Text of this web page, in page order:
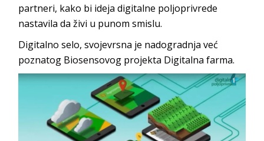
partneri, kako bi ideja digitalne poljoprivrede
nastavila da živi u punom smislu.
Digitalno selo, svojevrsna je nadogradnja već
poznatog Biosensovog projekta Digitalna farma.